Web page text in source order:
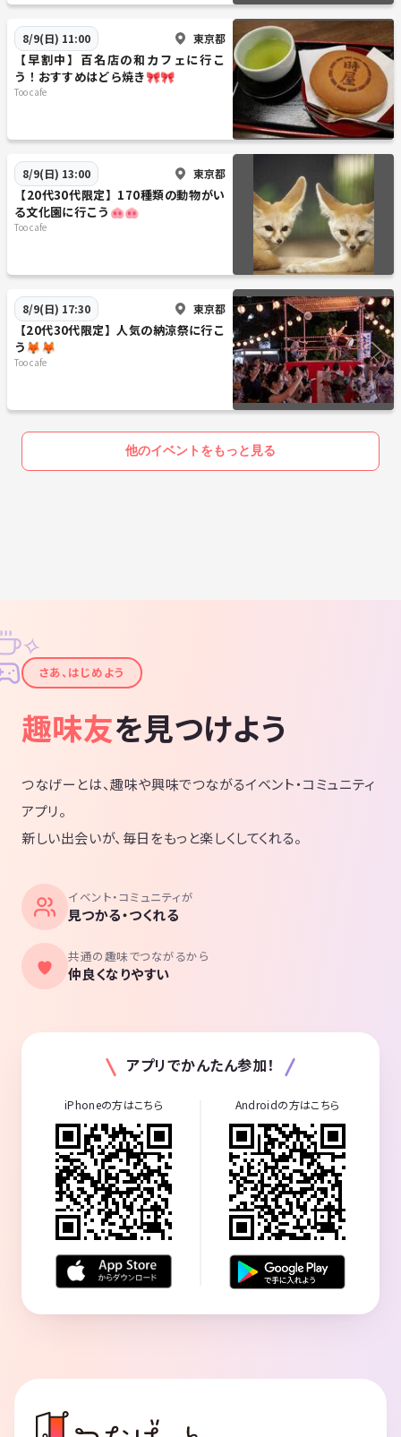
8/9(日) 11:00 東京都
【早割中】百名店の和カフェに行こ
う！おすすめはどら焼き🎀🎀
Too cafe
8/9(日) 13:00 東京都
【20代30代限定】170種類の動物がい
る文化園に行こう🐽🐽
Too cafe
8/9(日) 17:30 東京都
【20代30代限定】人気の納涼祭に行こ
う🦊🦊
Too cafe
他のイベントをもっと見る
✦
✧
さあ、はじめよう
趣味友を見つけよう
つなげーとは、趣味や興味でつながるイベント・コミュニティ
アプリ。
新しい出会いが、毎日をもっと楽しくしてくれる。
イベント・コミュニティが
見つかる・つくれる
共通の趣味でつながるから
仲良くなりやすい
アプリでかんたん参加！
iPhoneの方はこちら Androidの方はこちら